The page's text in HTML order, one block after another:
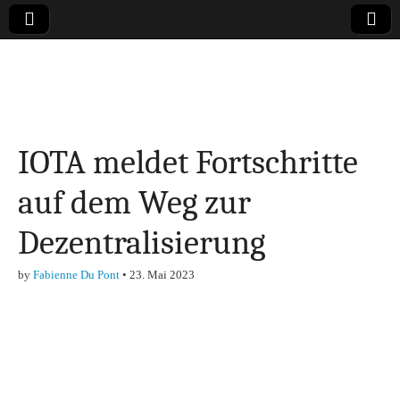
Finanzen,
Marketing-, Vertrieb-
& Investment-Tipps
IOTA meldet Fortschritte
auf dem Weg zur
Dezentralisierung
by Fabienne Du Pont • 23. Mai 2023